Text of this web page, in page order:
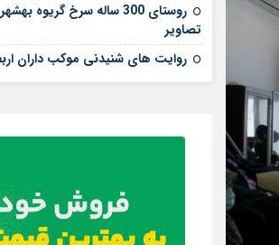
روستای 300 ساله سرخ ‌گریوه
تصاویر
روایت های شنیدنی موکب داران